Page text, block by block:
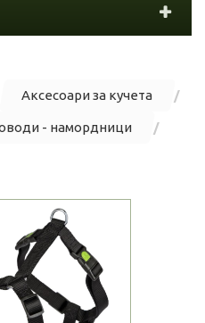
Аксесоари за кучета
- намордници